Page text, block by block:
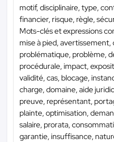
motif, disciplinaire, type,
financier, risque, règle,
Mots-clés et expressions
mise à pied,
problématique, problème,
procédurale, impact,
validité, cas, blocage,
charge, domaine, aide
preuve, représentant,
plainte, optimisation,
salaire, prorata,
garantie, insuffisance,